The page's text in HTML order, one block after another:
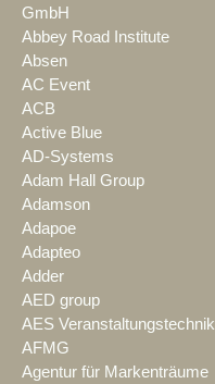
GmbH
Abbey Road Institute
Absen
AC Event
ACB
Active Blue
AD-Systems
Adam Hall Group
Adamson
Adapoe
Adapteo
Adder
AED group
AES Veranstaltungstechnik
AFMG
Agentur für Markenträume